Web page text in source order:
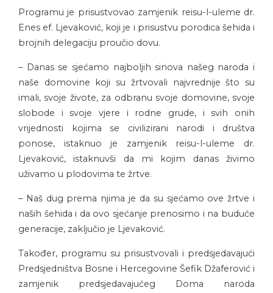
Programu je prisustvovao zamjenik reisu-l-uleme dr.
Enes ef. Ljevaković, koji je i prisustvu porodica šehida i
brojnih delegaciju proučio dovu.
– Danas se sjećamo najboljih sinova našeg naroda i
naše domovine koji su žrtvovali najvrednije što su
imali, svoje živote, za odbranu svoje domovine, svoje
slobode i svoje vjere i rodne grude, i svih onih
vrijednosti kojima se civilizirani narodi i društva
ponose, istaknuo je zamjenik reisu-l-uleme dr.
Ljevaković, istaknuvši da mi kojim danas živimo
uživamo u plodovima te žrtve.
– Naš dug prema njima je da su sjećamo ove žrtve i
naših šehida i da ovo sjećanje prenosimo i na buduće
generacije, zaključio je Ljevaković.
Također, programu su prisustvovali i predsjedavajući
Predsjedništva Bosne i Hercegovine Šefik Džaferović i
zamjenik predsjedavajućeg Doma naroda